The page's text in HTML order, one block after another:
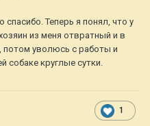
Теперь я понял, что у
из меня отвратный и в
потом уволюсь с работы и
собаке круглые сутки.
1